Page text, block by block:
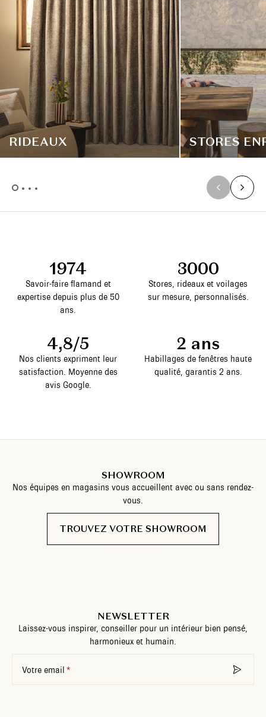
RIDEAUX STORES
1974
Savoir-faire flamand et
expertise depuis plus de 50
ans.
3000
Stores, rideaux et voilages
sur mesure, personnalisés.
4,8/5
Nos clients expriment leur
satisfaction. Moyenne des
avis Google.
2 ans
Habillages de fenêtres haute
qualité, garantis 2 ans.
SHOWROOM
Nos équipes en magasins vous accueillent avec ou sans rendez-
vous.
TROUVEZ VOTRE SHOWROOM
NEWSLETTER
Laissez-vous inspirer, conseiller pour un intérieur bien pensé,
harmonieux et humain.
Votre email